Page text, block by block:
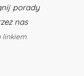
porady
nas
linkiem